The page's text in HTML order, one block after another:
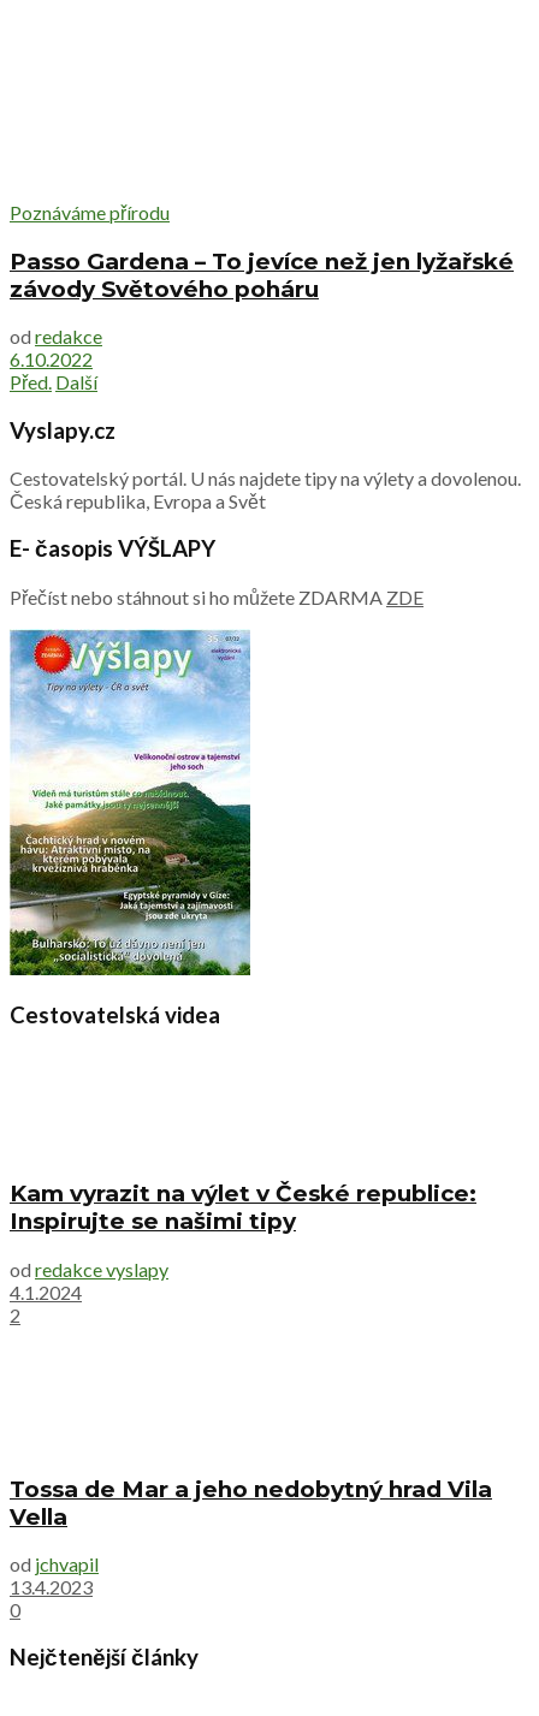
Poznáváme přírodu
Passo Gardena – To jevíce než jen lyžařské
závody Světového poháru
od redakce
6.10.2022
Před. Další
Vyslapy.cz
Cestovatelský portál. U nás najdete tipy na výlety a dovolenou.
Česká republika, Evropa a Svět
E- časopis VÝŠLAPY
Přečíst nebo stáhnout si ho můžete ZDARMA ZDE
Cestovatelská videa
Kam vyrazit na výlet v České republice:
Inspirujte se našimi tipy
od redakce vyslapy
4.1.2024
2
Tossa de Mar a jeho nedobytný hrad Vila
Vella
od jchvapil
13.4.2023
0
Nejčtenější články